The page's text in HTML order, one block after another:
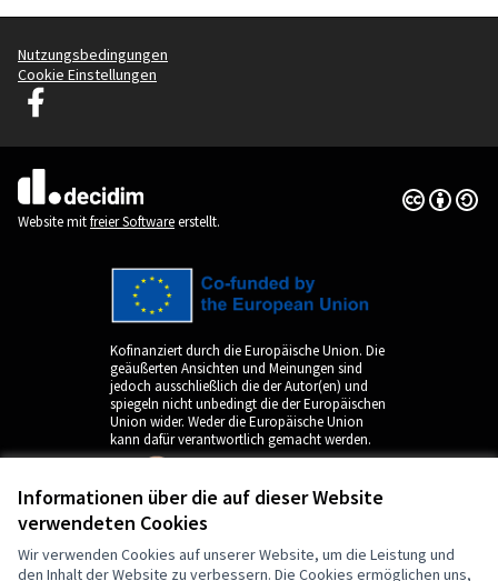
Informationen über die auf dieser Website
verwendeten Cookies
Wir verwenden Cookies auf unserer Website, um die Leistung und
den Inhalt der Website zu verbessern. Die Cookies ermöglichen uns,
Nutzungsbedingungen
Cookie Einstellungen
Graz Gemeinsam Gestalten auf Facebook
(Externer Link)
Website mitfreier Softwareerstellt.
Creative
(Externer
Kofinanziert durch die Europäische Union. Die
geäußerten Ansichten und Meinungen sind
jedoch ausschließlich die der Autor(en) und
spiegeln nicht unbedingt die der Europäischen
Union wider. Weder die Europäische Union
kann dafür verantwortlich gemacht werden.